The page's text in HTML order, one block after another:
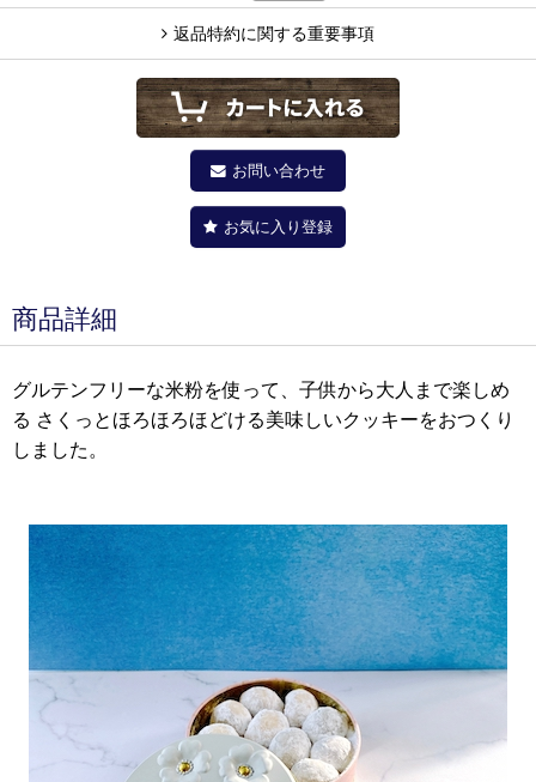
返品特約に関する重要事項
お問い合わせ
お気に入り登録
商品詳細
グルテンフリーな米粉を使って、子供から大人まで楽しめ
る さくっとほろほろほどける美味しいクッキーをおつくり
しました。